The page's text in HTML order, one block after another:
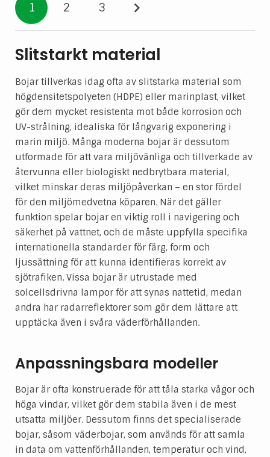
1 2 3
Slitstarkt material
Bojar tillverkas idag ofta av slitstarka material som
högdensitetspolyeten (HDPE) eller marinplast, vilket
gör dem mycket resistenta mot både korrosion och
UV-strålning, idealiska för långvarig exponering i
marin miljö. Många moderna bojar är dessutom
utformade för att vara miljövänliga och tillverkade av
återvunna eller biologiskt nedbrytbara material,
vilket minskar deras miljöpåverkan – en stor fördel
för den miljömedvetna köparen. När det gäller
funktion spelar bojar en viktig roll i navigering och
säkerhet på vattnet, och de måste uppfylla specifika
internationella standarder för färg, form och
ljussättning för att kunna identifieras korrekt av
sjötrafiken. Vissa bojar är utrustade med
solcellsdrivna lampor för att synas nattetid, medan
andra har radarreflektorer som gör dem lättare att
upptäcka även i svåra väderförhållanden.
Anpassningsbara modeller
Bojar är ofta konstruerade för att tåla starka vågor och
höga vindar, vilket gör dem stabila även i de mest
utsatta miljöer. Dessutom finns det specialiserade
bojar, såsom väderbojar, som används för att samla
in data om vattenförhållanden, temperatur och vind,